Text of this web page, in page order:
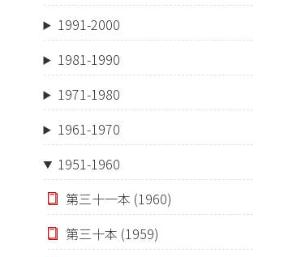
1991-2000
1981-1990
1971-1980
1961-1970
1951-1960
第三十一本 (1960)
第三十本 (1959)